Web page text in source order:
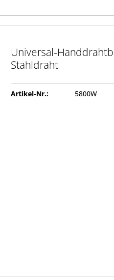
Universal-
Stahldraht
Artikel-Nr.: 5800W